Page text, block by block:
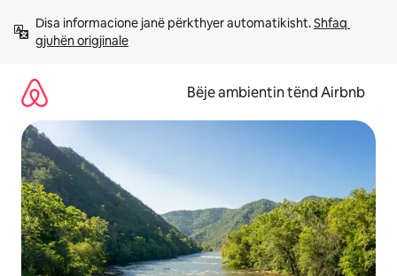
përmbajtja
Disa informacione janë përkthyer automatikisht. Shfaq
gjuhën origjinale
Bëje ambientin tënd Airbnb